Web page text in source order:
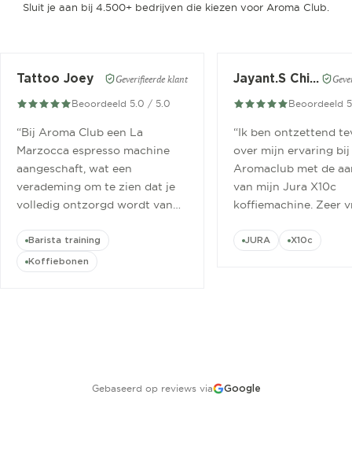
Sluit je aan bij 4.500+ bedrijven die kiezen voor Aroma Club.
Tattoo Joey Geverifieerde klant
Beoordeeld 5.0 / 5.0
“Bij Aroma Club een La
Marzocca espresso machine
aangeschaft, wat een
verademing om te zien dat je
volledig ontzorgd wordt van
cursus.”
Barista training
Koffiebonen
Jayant.S Chitaroe
Beoordeeld
“Ik ben ontzettend
over mijn ervaring bij
Aromaclub met de
van mijn Jura X10c
koffiemachine. Zeer
JURA X10c
Gebaseerd op reviews via Google